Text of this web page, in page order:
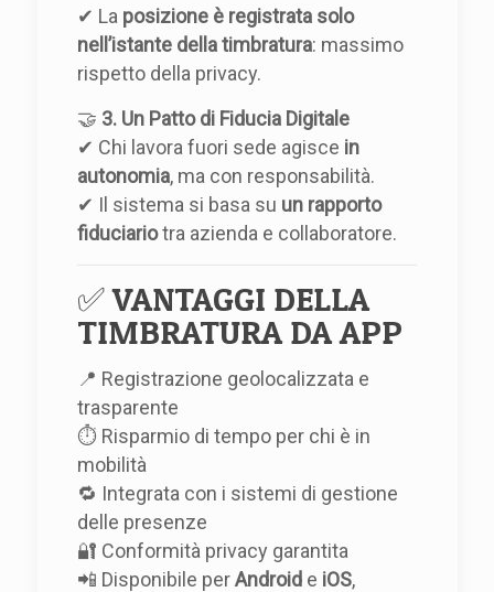
✔ La posizione è registrata solo
nell’istante della timbratura: massimo
rispetto della privacy.
🤝 3. Un Patto di Fiducia Digitale
✔ Chi lavora fuori sede agisce in
autonomia, ma con responsabilità.
✔ Il sistema si basa su un rapporto
fiduciariotra azienda e collaboratore.
✅ VANTAGGI DELLA
TIMBRATURA DA APP
📍 Registrazione geolocalizzata e
trasparente
⏱ Risparmio di tempo per chi è in
mobilità
🔁 Integrata con i sistemi di gestione
delle presenze
🔐 Conformità privacy garantita
📲 Disponibile perAndroid e iOS,